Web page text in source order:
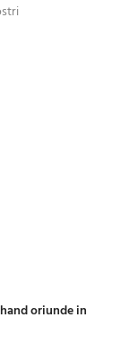
oriunde in